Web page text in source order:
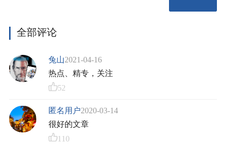
全部评论
兔山2021-04-16
热点、精专，关注
52
匿名用户2020-03-14
很好的文章
110